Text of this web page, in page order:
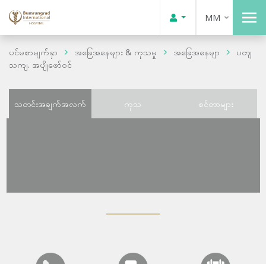
MM
ပင်မစာမျက်နှာ အခြေအနေများ & ကုသမှု အခြေအနေမျာ
ပတျ
သကျ. အပျိုဖော်ဝင်
သတင်းအချက်အလက် ကုသ စင်တာများ